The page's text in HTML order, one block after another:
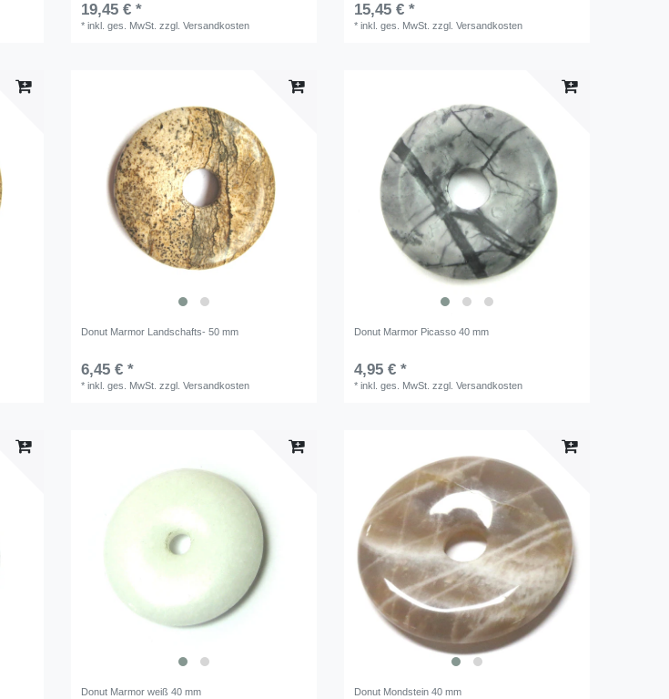
19,45 € *
*inkl. ges. MwSt. zzgl.Versandkosten
15,45 € *
*inkl. ges. MwSt. zzgl.Versandkosten
Donut Marmor Landschafts- 50 mm
6,45 € *
*inkl. ges. MwSt. zzgl.Versandkosten
Donut Marmor Picasso 40 mm
4,95 € *
*inkl. ges. MwSt. zzgl.Versandkosten
Donut Marmor weiß 40 mm Donut Mondstein 40 mm